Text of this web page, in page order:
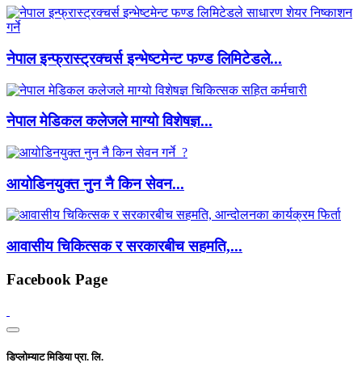
नेपाल इन्फ्रास्ट्रक्चर्स इन्भेष्टमेन्ट फण्ड लिमिटेडले...
नेपाल मेडिकल कलेजले माग्यो विशेषज्ञ...
आयोडिनयुक्त नुन नै किन सेवन...
आवासीय चिकित्सक र सरकारबीच सहमति,...
Facebook Page
डिप्लोम्याट मिडिया प्रा. लि.